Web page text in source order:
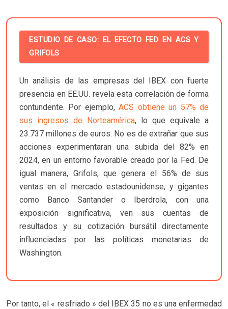
ESTUDIO DE CASO: EL EFECTO FED EN ACS Y
GRIFOLS
Un análisis de las empresas del IBEX con fuerte
presencia en EE.UU. revela esta correlación de forma
contundente. Por ejemplo,ACS obtiene un 57% de
sus ingresos de Norteamérica, lo que equivale a
23.737 millones de euros. No es de extrañar que sus
acciones experimentaran una subida del 82% en
2024, en un entorno favorable creado por la Fed. De
igual manera, Grifols, que genera el 56% de sus
ventas en el mercado estadounidense, y gigantes
como Banco Santander o Iberdrola, con una
exposición significativa, ven sus cuentas de
resultados y su cotización bursátil directamente
influenciadas por las políticas monetarias de
Washington.
Por tanto, el « resfriado » del IBEX 35 no es una enfermedad